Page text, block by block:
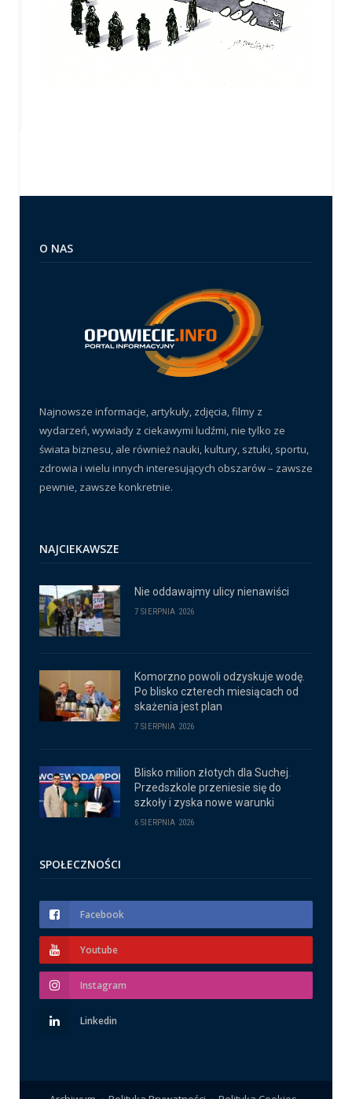
O NAS
Najnowsze informacje, artykuły, zdjęcia, filmy z
wydarzeń, wywiady z ciekawymi ludźmi, nie tylko ze
świata biznesu, ale również nauki, kultury, sztuki, sportu,
zdrowia i wielu innych interesujących obszarów – zawsze
pewnie, zawsze konkretnie.
NAJCIEKAWSZE
Nie oddawajmy ulicy nienawiści
7 SIERPNIA 2026
Komorzno powoli odzyskuje wodę.
Po blisko czterech miesiącach od
skażenia jest plan
7 SIERPNIA 2026
Blisko milion złotych dla Suchej.
Przedszkole przeniesie się do
szkoły i zyska nowe warunki
6 SIERPNIA 2026
SPOŁECZNOŚCI
Facebook
Youtube
Instagram
Linkedin